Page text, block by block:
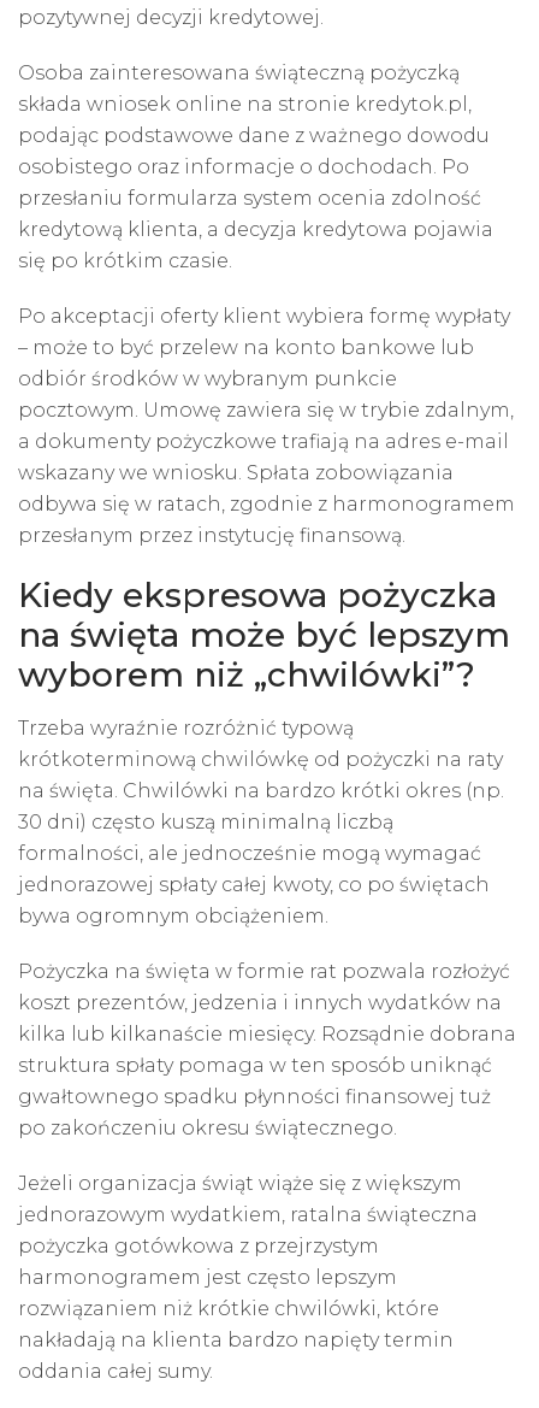
pozytywnej decyzji kredytowej.
Osoba zainteresowana świąteczną pożyczką
składa wniosek online na stronie kredytok.pl,
podając podstawowe dane z ważnego dowodu
osobistego oraz informacje o dochodach. Po
przesłaniu formularza system ocenia zdolność
kredytową klienta, a decyzja kredytowa pojawia
się po krótkim czasie.
Po akceptacji oferty klient wybiera formę wypłaty
– może to być przelew na konto bankowe lub
odbiór środków w wybranym punkcie
pocztowym. Umowę zawiera się w trybie zdalnym,
a dokumenty pożyczkowe trafiają na adres e-mail
wskazany we wniosku. Spłata zobowiązania
odbywa się w ratach, zgodnie z harmonogramem
przesłanym przez instytucję finansową.
Kiedy ekspresowa pożyczka
na święta może być lepszym
wyborem niż „chwilówki”?
Trzeba wyraźnie rozróżnić typową
krótkoterminową chwilówkę od pożyczki na raty
na święta. Chwilówki na bardzo krótki okres (np.
30 dni) często kuszą minimalną liczbą
formalności, ale jednocześnie mogą wymagać
jednorazowej spłaty całej kwoty, co po świętach
bywa ogromnym obciążeniem.
Pożyczka na święta w formie rat pozwala rozłożyć
koszt prezentów, jedzenia i innych wydatków na
kilka lub kilkanaście miesięcy. Rozsądnie dobrana
struktura spłaty pomaga w ten sposób uniknąć
gwałtownego spadku płynności finansowej tuż
po zakończeniu okresu świątecznego.
Jeżeli organizacja świąt wiąże się z większym
jednorazowym wydatkiem, ratalna świąteczna
pożyczka gotówkowa z przejrzystym
harmonogramem jest często lepszym
rozwiązaniem niż krótkie chwilówki, które
nakładają na klienta bardzo napięty termin
oddania całej sumy.